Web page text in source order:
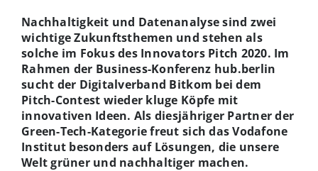
Nachhaltigkeit und Datenanalyse sind zwei
wichtige Zukunftsthemen und stehen als
solche im Fokus des Innovators Pitch 2020. Im
Rahmen der Business-Konferenz hub.berlin
sucht der Digitalverband Bitkom bei dem
Pitch-Contest wieder kluge Köpfe mit
innovativen Ideen. Als diesjähriger Partner der
Green-Tech-Kategorie freut sich das Vodafone
Institut besonders auf Lösungen, die unsere
Welt grüner und nachhaltiger machen.